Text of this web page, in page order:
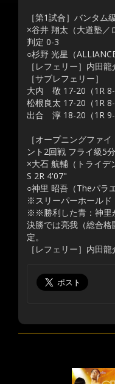
［第1試合］バンタム
×谷井 翔太（大道塾／
判定 0-3
○杉野 光星（
［レフェリー］内田龍
［サブレフェリー］
大内 敬 17-20（1R 8-
松根良太 17-20（1R 8-
出合 淳 18-20（1R 9-
［オープニングファ
ント2回戦 フライ級5
×大石 航輔（トライデ
S 2R 4'07"
○神里 昭吾（Theパラ
※スリーパーホールド
※※勝利した青：神里
決勝では亮我（総合
定。
［レフェリー］内田龍